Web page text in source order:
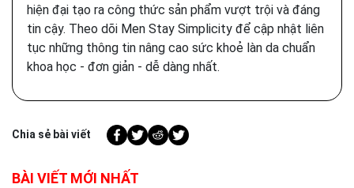
hiện đại tạo ra công thức sản phẩm vượt trội và đáng
tin cậy. Theo dõi Men Stay Simplicity để cập nhật liên
tục những thông tin nâng cao sức khoẻ làn da chuẩn
khoa học - đơn giản - dễ dàng nhất.
Chia sẻ bài viết
BÀI VIẾT MỚI NHẤT